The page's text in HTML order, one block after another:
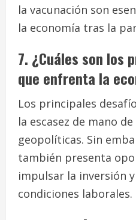
la vacunación son
la economía tras la
7. ¿Cuáles son los
que enfrenta la
Los principales
la escasez de mano
geopolíticas. Sin
también presenta
impulsar la inversión
condiciones laborales.